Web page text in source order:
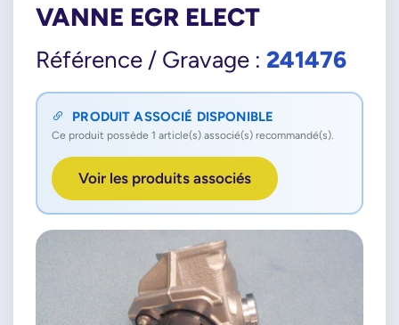
VANNE EGR ELECT
Référence / Gravage : 241476
PRODUIT ASSOCIÉ DISPONIBLE
Ce produit possède 1 article(s) associé(s) recommandé(s).
Voir les produits associés